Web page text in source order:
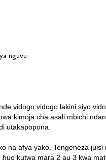
nguvu
vidogo vidogo lakini siyo
kimoja cha asali mbichi
utakapopona.
na afya yako. Tengeneza
kutwa mara 2 au 3 kwa